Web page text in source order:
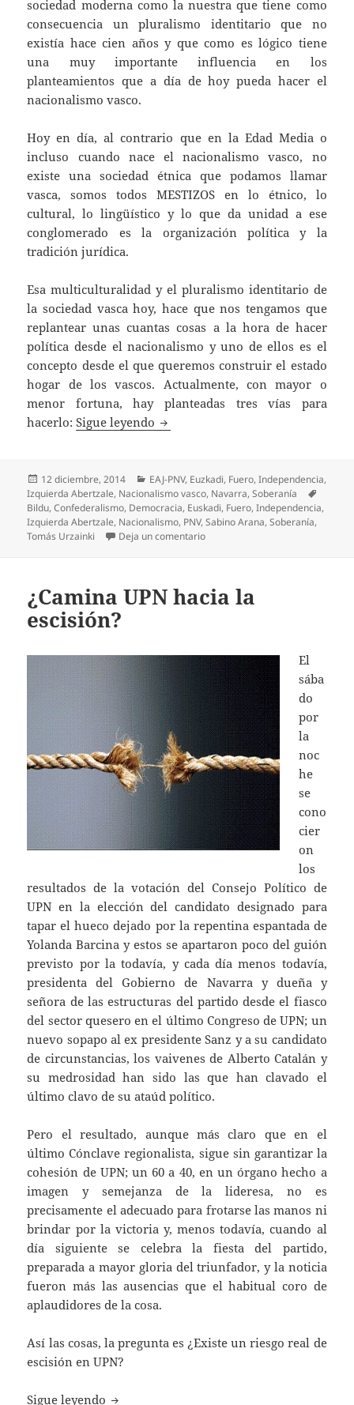
sociedad moderna como la nuestra que tiene como
consecuencia un pluralismo identitario que no
existía hace cien años y que como es lógico tiene
una muy importante influencia en los
planteamientos que a día de hoy pueda hacer el
nacionalismo vasco.
Hoy en día, al contrario que en la Edad Media o
incluso cuando nace el nacionalismo vasco, no
existe una sociedad étnica que podamos llamar
vasca, somos todos MESTIZOS en lo étnico, lo
cultural, lo lingüístico y lo que da unidad a ese
conglomerado es la organización política y la
tradición jurídica.
Esa multiculturalidad y el pluralismo identitario de
la sociedad vasca hoy, hace que nos tengamos que
replantear unas cuantas cosas a la hora de hacer
política desde el nacionalismo y uno de ellos es el
concepto desde el que queremos construir el estado
hogar de los vascos. Actualmente, con mayor o
menor fortuna, hay planteadas tres vías para
hacerlo:Sigue leyendo Redescubriendo a Arana
Publicado
el
12 diciembre, 2014 Categorías
EAJ-PNV, Euzkadi, Fuero,Independencia,
Izquierda Abertzale, Nacionalismo vasco, Navarra,Soberanía
Bildu,Confederalismo, Democracia, Euskadi, Fuero,Independencia,
Izquierda Abertzale, Nacionalismo, PNV,Sabino Arana,Soberanía,
Tomás Urzainki
Deja un comentarioen Redescubriendo a Arana
¿Camina UPN hacia la
escisión?
El
sába
do
por
la
noc
he
se
cono
cier
on
los
resultados de la votación del Consejo Político de
UPN en la elección del candidato designado para
tapar el hueco dejado por la repentina espantada de
Yolanda Barcina y estos se apartaron poco del guión
previsto por la todavía, y cada día menos todavía,
presidenta del Gobierno de Navarra y dueña y
señora de las estructuras del partido desde el fiasco
del sector quesero en el último Congreso de UPN; un
nuevo sopapo al ex presidente Sanz y a su candidato
de circunstancias, los vaivenes de Alberto Catalán y
su medrosidad han sido las que han clavado el
último clavo de su ataúd político.
Pero el resultado, aunque más claro que en el
último Cónclave regionalista, sigue sin garantizar la
cohesión de UPN; un 60 a 40, en un órgano hecho a
imagen y semejanza de la lideresa, no es
precisamente el adecuado para frotarse las manos ni
brindar por la victoria y, menos todavía, cuando al
día siguiente se celebra la fiesta del partido,
preparada a mayor gloria del triunfador, y la noticia
fueron más las ausencias que el habitual coro de
aplaudidores de la cosa.
Así las cosas, la pregunta es ¿Existe un riesgo real de
escisión en UPN?
Sigue leyendo ¿Camina UPN hacia la escisión?